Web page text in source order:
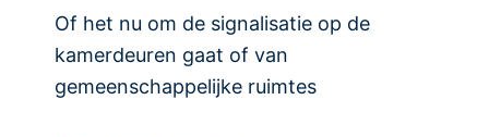
Of het nu om de signalisatie op de
kamerdeuren gaat of van
gemeenschappelijke ruimtes